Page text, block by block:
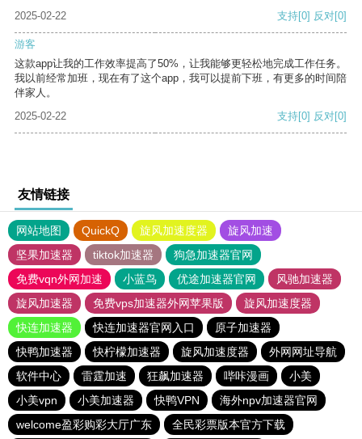
2025-02-22
支持[0] 反对[0]
游客
这款app让我的工作效率提高了50%，让我能够更轻松地完成工作任务。
我以前经常加班，现在有了这个app，我可以提前下班，有更多的时间陪
伴家人。
2025-02-22
支持[0] 反对[0]
友情链接
网站地图 QuickQ 旋风加速度器
旋风加速
坚果加速器
tiktok加速器
狗急加速器官网
免费vqn外网加速
小蓝鸟 优途加速器官网
风驰加速器
旋风加速器
免费vps加速器外网苹果版
旋风加速度器
快连加速器
快连加速器官网入口
原子加速器
快鸭加速器
快柠檬加速器 旋风加速度器
外网网址导航
软件中心
雷霆加速 狂飙加速器 哔咔漫画
小美
小美vpn
小美加速器 快鸭VPN
海外npv加速器官网
welcome盈彩购彩大厅广东
全民彩票版本官方下载